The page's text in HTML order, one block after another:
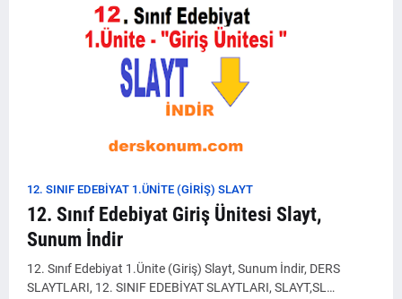
12. SINIF EDEBIYAT 1.ÜNITE (GIRIŞ) SLAYT
12. Sınıf Edebiyat Giriş Ünitesi Slayt,
Sunum İndir
12. Sınıf Edebiyat 1.Ünite (Giriş) Slayt, Sunum İndir, DERS
SLAYTLARI, 12. SINIF EDEBİYAT SLAYTLARI, SLAYT,SL…